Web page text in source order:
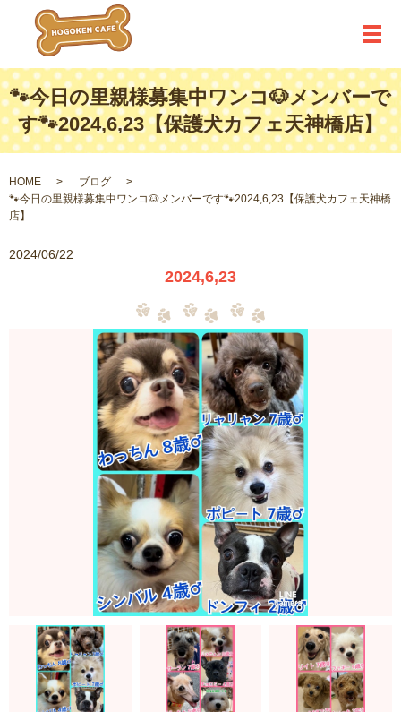
メ
🐾今日の里親様募集中ワンコ🐶メンバーで
す🐾2024,6,23【保護犬カフェ天神橋店】
HOME
ブログ
🐾今日の里親様募集中ワンコ🐶メンバーです🐾2024,6,23【保護犬カフェ天神橋
店】
2024/06/22
2024,6,23